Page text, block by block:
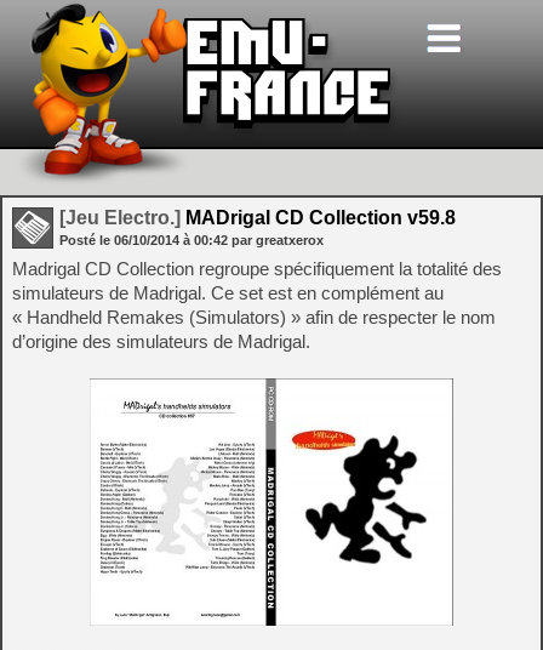
[Jeu Electro.] MADrigal CD Collection v59.8
Posté le 06/10/2014 à 00:42 par greatxerox
Madrigal CD Collection regroupe spécifiquement la totalité des
simulateurs de Madrigal. Ce set est en complément au
« Handheld Remakes (Simulators) » afin de respecter le nom
d’origine des simulateurs de Madrigal.